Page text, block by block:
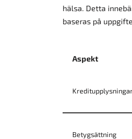
hälsa. Detta
baseras på
Aspekt
Betygsättning